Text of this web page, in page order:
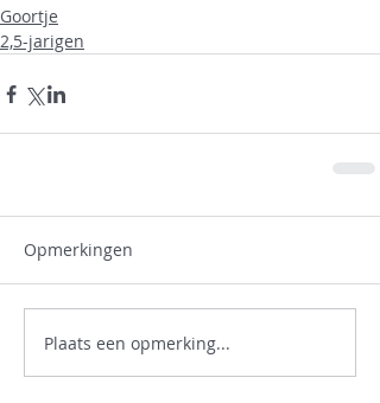
Goortje
2,5-jarigen
Opmerkingen
Plaats een opmerking...